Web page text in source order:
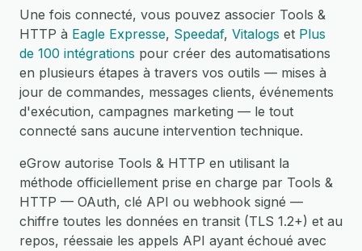
Une fois connecté, vous pouvez associer Tools &
HTTP à Eagle Expresse, Speedaf, Vitalogs et Plus
de 100 intégrations pour créer des automatisations
en plusieurs étapes à travers vos outils — mises à
jour de commandes, messages clients, événements
d'exécution, campagnes marketing — le tout
connecté sans aucune intervention technique.
eGrow autorise Tools & HTTP en utilisant la
méthode officiellement prise en charge par Tools &
HTTP — OAuth, clé API ou webhook signé —
chiffre toutes les données en transit (TLS 1.2+) et au
repos, réessaie les appels API ayant échoué avec